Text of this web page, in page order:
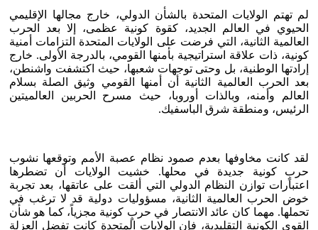
لم تهتم الولايات المتحدة بالشأن الدولي، خارج مجالها الإقليمي
الحيوي في العالم الجديد، كقوة كونية عظمى، إلا بعد الحرب
العالمية الثانية، التي فرضت على الولايات المتحدة التزامات أمنية
كونية، ذات علاقة استراتيجية بأمنها القومي، بالدرجة الأولى. خارج
إرادتها الوطنية، بل وحتى توجهات شعبها، حيث اكتشفت واشنطن،
بعد الحرب العالمية الثانية أن أمنها القومي وثيق الصلة بسلام
العالم وأمنه، وبالذات أوروبا، حيث مسرح الحربين العالميتين
الرئيس، ومنطقة شرق الباسفيك.
لقد كانت مخاوفها بعدم صمود نظام عصبة الأمم وتوقعها نشوب
حربٍ كونية جديدة في محلها. خشيت الولايات أن تضطرها
اعتبارات توازن النظام الدولي التي ألقت على عاتقها، بعد تجربة
خوض الحرب العالمية الثانية، مسؤوليات دولية قد لا ترغب في
تحملها. مهما كان عائد الانتصار في حربٍ كونية مجزياً، كما هو شأن
القوى الكونية التقليدية، فإن الولايات المتحدة كانت تفضل العزلة